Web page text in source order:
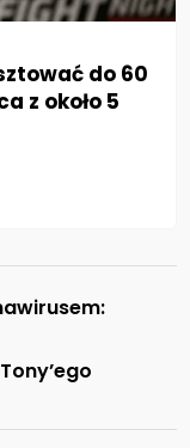
do 60
z około 5